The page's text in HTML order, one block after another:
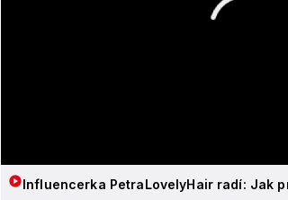
Influencerka PetraLovelyHair radí: Jak